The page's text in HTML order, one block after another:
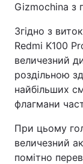
Техно і зв'язок
Зброя
Цікавинки
Gizmochina з
Згідно з
Redmi K100
величезний
роздільною
найбільших
флагмани
При цьому
величезний
помітно